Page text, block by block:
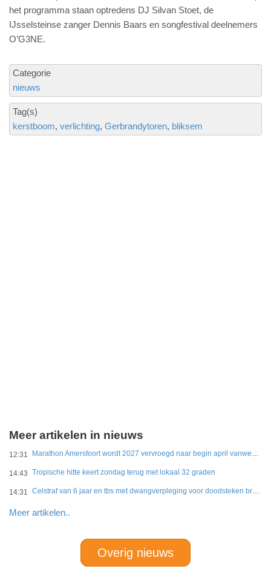
het programma staan optredens DJ Silvan Stoet, de
IJsselsteinse zanger Dennis Baars en songfestival deelnemers
O’G3NE.
Categorie
nieuws
Tag(s)
kerstboom verlichting Gerbrandytoren bliksem
Meer artikelen in nieuws
12:31 Marathon Amersfoort wordt 2027 vervroegd naar begin april vanwege hitte
14:43 Tropische hitte keert zondag terug met lokaal 32 graden
14:31 Celstraf van 6 jaar en tbs met dwangverpleging voor doodsteken broer in Gouda
Meer artikelen..
Overig nieuws